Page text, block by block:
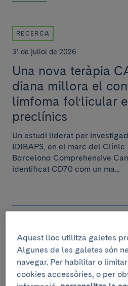
RECERCA
31 de juliol de 2026
Una nova teràpia
diana millora el
limfoma fol·licular
preclínics
Un estudi liderat per
IDIBAPS, en el marc del Clínic
Barcelona Comprehensive
identificat CD70 com un ma...
30 de juliol de 2026
Un estudi avala la
l’atenció primària a
Aquest lloc utilitza galetes
Algunes de les galetes són
navegar. Per habilitar o
cookies accessòries, o per